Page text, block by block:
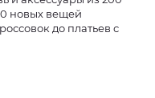
новых вещей
до платьев с